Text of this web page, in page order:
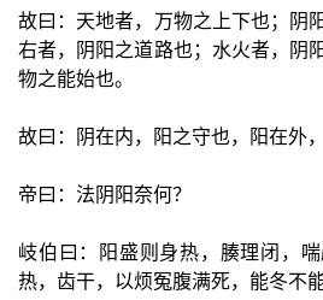
故曰：天地者，万物之上下也；阴
右者，阴阳之道路也；水火者，阴
物之能始也。
故曰：阴在内，阳之守也，阳在外
帝曰：法阴阳奈何？
岐伯曰：阳盛则身热，腠理闭，
热，齿干，以烦冤腹满死，能冬不能